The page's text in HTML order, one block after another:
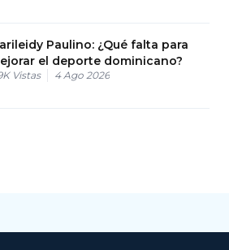
Paulino: ¿Qué falta para
el deporte dominicano?
Vistas 4 Ago 2026